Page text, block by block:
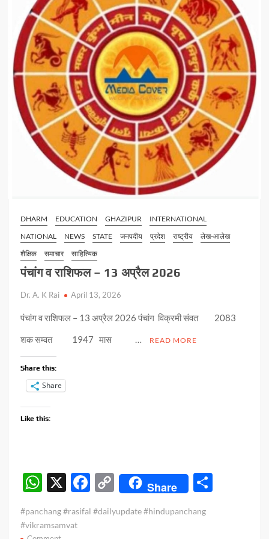
विचार
प्रासंगिक
DHARM EDUCATION GHAZIPUR
INTERNATIONAL
NATIONAL
NEWS STATE जनपदीय प्रदेश राष्ट्रीय
लेख-आलेख
शैक्षिक
समाचार साहित्यिक
पंचांग व राशिफल – 13 अप्रैल 2026
Dr. A. K Rai April 13, 2026
पंचांग व राशिफल – 13 अप्रैल 2026 पंचांग विक्रमी संवत 2083
शक सम्वत 1947 मास …
READ MORE
Share this:
Share
Like this:
W
at
X
F
e
C
o
p
Share
#panchang #rasifal #dailyupdate #hindupanchang
#vikramsamvat